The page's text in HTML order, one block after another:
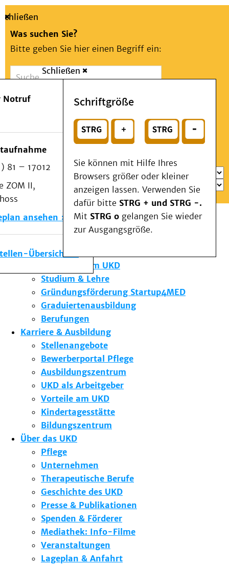
Suche
Schließen
Was suchen Sie?
Bitte geben Sie hier einen Begriff ein:
Suchen
oder
Wählen Sie ein Thema für Ihren Schnelleinstieg
Notfall
Schließen
Notruf
81 – 17012
ZOM II,
ansehen
Übersicht
Schriftgröße
Sie können mit Hilfe Ihres
Browsers größer oder kleiner
anzeigen lassen. Verwenden Sie
dafür bitte STRG + und STRG -.
Mit STRG o gelangen Sie wieder
zur Ausgangsgröße.
Menü
Patienten & Besucher
Kliniken/Institute/Zentren
Als Patient am UKD
Beratung und Unterstützung
Veranstaltungen
Kommunikation im Medizinwesen (KIM)
Notfall
Forschung & Lehre
Die Institute des UKD
Forschung am UKD
Studium & Lehre
Gründungsförderung Startup4MED
Graduiertenausbildung
Berufungen
Karriere & Ausbildung
Stellenangebote
Bewerberportal Pflege
Ausbildungszentrum
UKD als Arbeitgeber
Vorteile am UKD
Kindertagesstätte
Bildungszentrum
Über das UKD
Pflege
Unternehmen
Therapeutische Berufe
Geschichte des UKD
Presse & Publikationen
Spenden & Förderer
Mediathek: Info-Filme
Veranstaltungen
Lageplan & Anfahrt